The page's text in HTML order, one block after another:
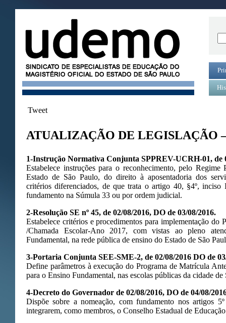
Tweet
ATUALIZAÇÃO DE LEGISLAÇÃO
1-Instrução Normativa Conjunta SPPREV-UCRH-01, de
Estabelece instruções para o reconhecimento, pelo
Estado de São Paulo, do direito à aposentadoria dos
critérios diferenciados, de que trata o artigo 40, §4º,
fundamento na Súmula 33 ou por ordem judicial.
2-Resolução SE nº 45, de 02/08/2016, DO de 03/08/2016.
Estabelece critérios e procedimentos para implementação do
/Chamada Escolar-Ano 2017, com vistas ao pleno
Fundamental, na rede pública de ensino do Estado de São
3-Portaria Conjunta SEE-SME-2, de 02/08/2016 DO de
Define parâmetros à execução do Programa de Matrícula
para o Ensino Fundamental, nas escolas públicas da cidade de
4-Decreto do Governador de 02/08/2016, DO de 04/08/
Dispõe sobre a nomeação, com fundamento nos artigos
integrarem, como membros, o Conselho Estadual de